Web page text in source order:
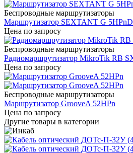
Беспроводные маршрутизаторы
Маршрутизатор SEXTANT G 5HPnD
Цена по запросу
Беспроводные маршрутизаторы
Радиомаршрутизатор MikroTik RB
Цена по запросу
Беспроводные маршрутизаторы
Маршрутизатор GrooveA 52HPn
Цена по запросу
Другие товары в категории